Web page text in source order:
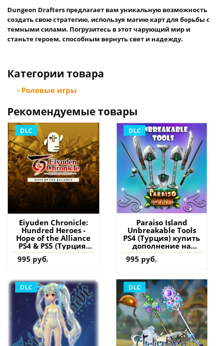
Dungeon Drafters предлагает вам уникальную возможность
создать свою стратегию, используя магию карт для борьбы с
темными силами. Погрузитесь в этот чарующий мир и
станьте героем, способным вернуть свет и надежду.
Категории товара
- Ролевые игры
Рекомендуемые товары
DLC
Eiyuden Chronicle:
Hundred Heroes -
Hope of the Alliance
PS4 & PS5 (Турция)
купить дополнение
на аккаунт
995 руб.
DLC
Paraiso Island
Unbreakable Tools
PS4 (Турция) купить
дополнение на
аккаунт
995 руб.
DLC DLC